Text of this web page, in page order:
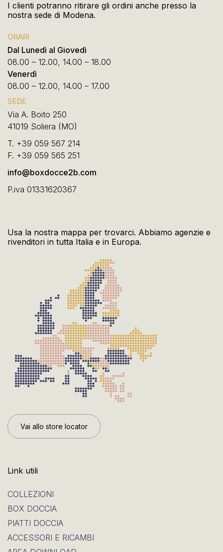
I clienti potranno ritirare gli ordini anche presso la
nostra sede di Modena.
ORARI
Dal Lunedì al Giovedì
08.00 – 12.00, 14.00 – 18.00
Venerdì
08.00 – 12.00, 14.00 – 17.00
SEDE
Via A. Boito 250
41019 Soliera (MO)
T. +39 059 567 214
F. +39 059 565 251
info@boxdocce2b.com
P.iva 01331620367
Usa la nostra mappa per trovarci. Abbiamo agenzie e
rivenditori in tutta Italia e in Europa.
Vai allo store locator
Link utili
COLLEZIONI
BOX DOCCIA
PIATTI DOCCIA
ACCESSORI E RICAMBI